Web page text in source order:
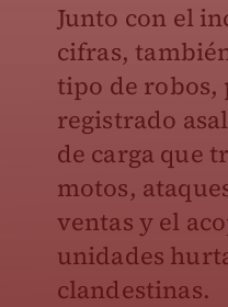
Junto con el
cifras,
tipo de robos,
registrado
de carga que
motos,
ventas y el
unidades
clandestinas.